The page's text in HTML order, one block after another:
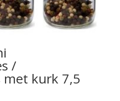
/
kurk 7,5